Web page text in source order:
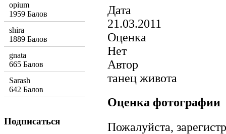
Дата
21.03.2011
Оценка
Нет
Автор
танец живота
Оценка фотографии
Пожалуйста,
opium
1959 Балов
shira
1889 Балов
gnata
665 Балов
Sarash
642 Балов
Подписаться